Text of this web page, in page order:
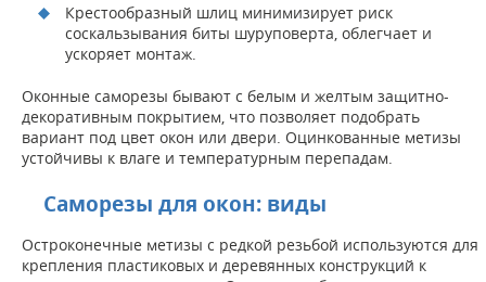
Крестообразный шлиц минимизирует риск
соскальзывания биты шуруповерта, облегчает и
ускоряет монтаж.
Оконные саморезы бывают с белым и желтым защитно-
декоративным покрытием, что позволяет подобрать
вариант под цвет окон или двери. Оцинкованные метизы
устойчивы к влаге и температурным перепадам.
Саморезы для окон: виды
Остроконечные метизы с редкой резьбой используются для
крепления пластиковых и деревянных конструкций к